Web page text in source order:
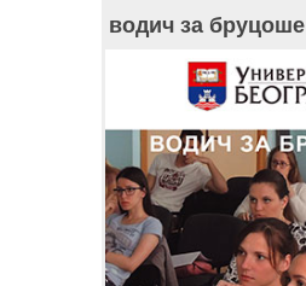
водич за бруцоше